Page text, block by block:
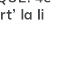
la li